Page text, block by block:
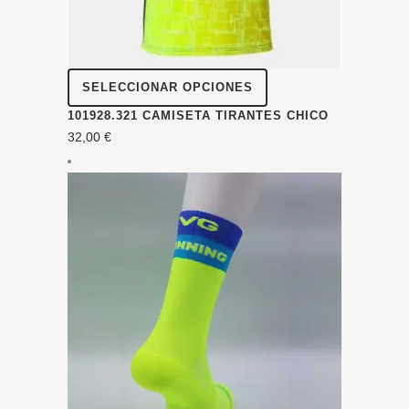
SELECCIONAR OPCIONES
producto
variantes.
101928.321 CAMISETA TIRANTES CHICO
32,00 €